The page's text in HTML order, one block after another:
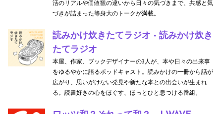
活のリアルや価値観の違いから日々の気づきまで、共感と気
づきが詰まった等身大のトークが満載。
読みかけ炊きたてラジオ - 読みかけ炊き
たてラジオ
本屋、作家、ブックデザイナーの3人が、本や日々の出来事
をゆるやかに語るポッドキャスト。読みかけの一冊から話が
広がり、思いがけない発見や新たな本との出会いが生まれ
る。読書好きの心をほぐす、ほっとひと息つける番組。